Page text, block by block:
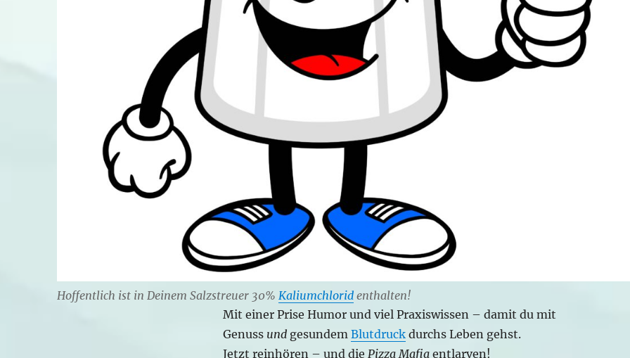
Hoffentlich ist in Deinem Salzstreuer 30% Kaliumchloridenthalten!
Mit einer Prise Humor und viel Praxiswissen – damit du mit
Genuss undgesundem Blutdruckdurchs Leben gehst.
Jetzt reinhören – und die Pizza Mafiaentlarven!